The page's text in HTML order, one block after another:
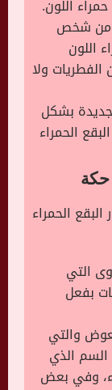
اللون.
من شخص
اللون
ولا
جديدة بشكل
الحمراء
حكة
الحمراء
التي
بفعل
والتي
الذي
وفي بعض